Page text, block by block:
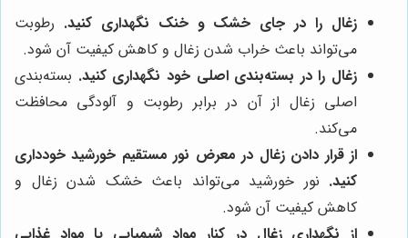
زغال را در جای خشک و خنک نگهداری کنید. رطوبت
می‌تواند باعث خراب شدن زغال و کاهش کیفیت آن شود.
زغال را در بسته‌بندی اصلی خود نگهداری کنید. بسته‌بندی
اصلی زغال از آن در برابر رطوبت و آلودگی محافظت
می‌کند.
از قرار دادن زغال در معرض نور مستقیم خورشید خودداری
کنید. نور خورشید می‌تواند باعث خشک شدن زغال و
کاهش کیفیت آن شود.
از نگهداری زغال در کنار مواد شیمیایی یا مواد غذایی